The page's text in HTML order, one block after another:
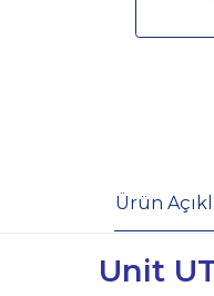
Ürün
Unit